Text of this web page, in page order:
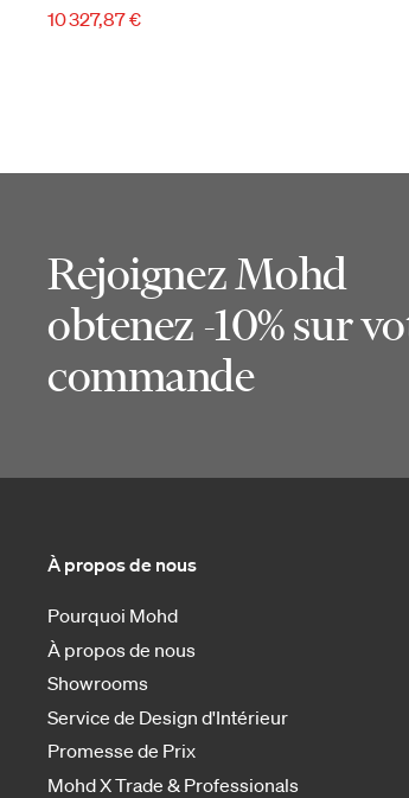
10 327,87 €
Rejoignez Mohd
obtenez -10% sur
commande
À propos de nous
Pourquoi Mohd
À propos de nous
Showrooms
Service de Design d'Intérieur
Promesse de Prix
Mohd X Trade & Professionals